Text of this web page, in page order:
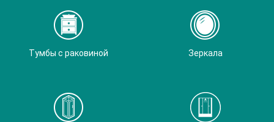
Тумбы с раковиной Зеркала